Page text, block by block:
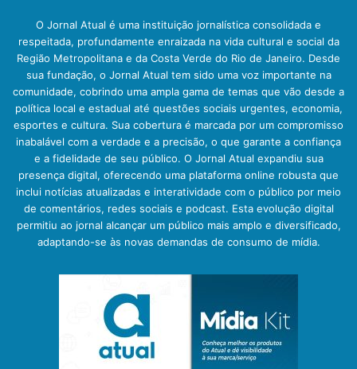
O Jornal Atual é uma instituição jornalística consolidada e
respeitada, profundamente enraizada na vida cultural e social da
Região Metropolitana e da Costa Verde do Rio de Janeiro. Desde
sua fundação, o Jornal Atual tem sido uma voz importante na
comunidade, cobrindo uma ampla gama de temas que vão desde a
política local e estadual até questões sociais urgentes, economia,
esportes e cultura. Sua cobertura é marcada por um compromisso
inabalável com a verdade e a precisão, o que garante a confiança
e a fidelidade de seu público. O Jornal Atual expandiu sua
presença digital, oferecendo uma plataforma online robusta que
inclui notícias atualizadas e interatividade com o público por meio
de comentários, redes sociais e podcast. Esta evolução digital
permitiu ao jornal alcançar um público mais amplo e diversificado,
adaptando-se às novas demandas de consumo de mídia.